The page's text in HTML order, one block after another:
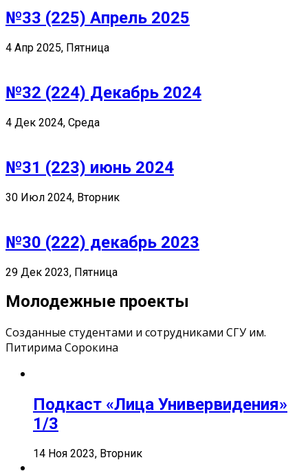
№33 (225) Апрель 2025
4 Апр 2025, Пятница
№32 (224) Декабрь 2024
4 Дек 2024, Среда
№31 (223) июнь 2024
30 Июл 2024, Вторник
№30 (222) декабрь 2023
29 Дек 2023, Пятница
Молодежные проекты
Созданные студентами и сотрудниками СГУ им.
Питирима Сорокина
Подкаст «Лица Универвидения»
1/3
14 Ноя 2023, Вторник